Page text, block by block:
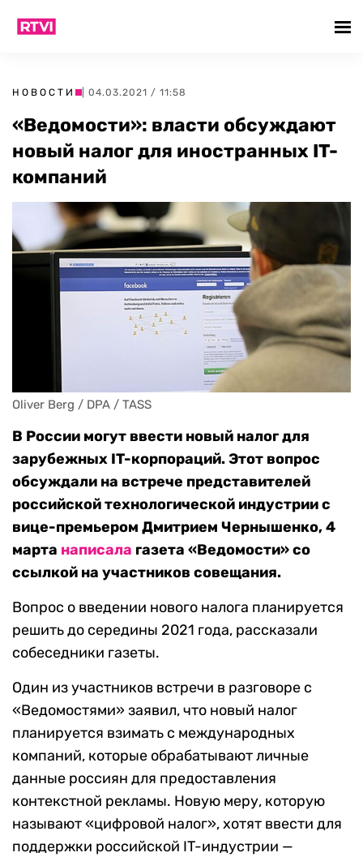
НОВОСТИ | 04.03.2021 / 11:58
«Ведомости»: власти обсуждают
новый налог для иностранных IT-
компаний
Oliver Berg / DPA / TASS
В России могут ввести новый налог для
зарубежных IT-корпораций. Этот вопрос
обсуждали на встрече представителей
российской технологической индустрии с
вице-премьером Дмитрием Чернышенко, 4
марта написала газета «Ведомости» со
ссылкой на участников совещания.
Вопрос о введении нового налога планируется
решить до середины 2021 года, рассказали
собеседники газеты.
Один из участников встречи в разговоре с
«Ведомостями» заявил, что новый налог
планируется взимать с международных
компаний, которые обрабатывают личные
данные россиян для предоставления
контекстной рекламы. Новую меру, которую
называют «цифровой налог», хотят ввести для
поддержки российской IT-индустрии —